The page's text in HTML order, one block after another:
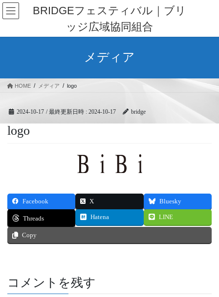
コ
ン
ン
ナ
ビ
ー
BRIDGEフェスティバル｜ブリ
ッジ広域協同組合
メディア
HOME メディア logo
2024-10-17 / 最終更新日時 : 2024-10-17 bridge
logo
Facebook X Bluesky
Threads Hatena LINE
Copy
コメントを残す